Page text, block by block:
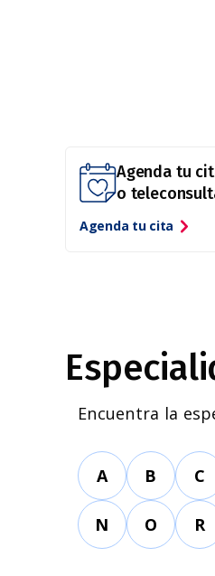
Agenda tu
o
Agenda tu cita
Encuentra la
A B C
N O R